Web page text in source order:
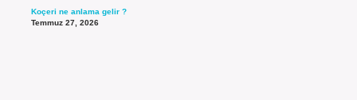
Koçeri ne anlama gelir ?
Temmuz 27, 2026